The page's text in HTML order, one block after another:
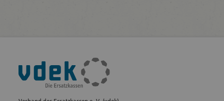
Fußleisten-
Navigation